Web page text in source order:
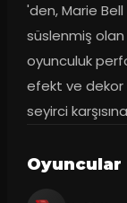
'den, Marie
süslenmiş
oyunculuk
efekt ve dekor
seyirci
Oyuncular